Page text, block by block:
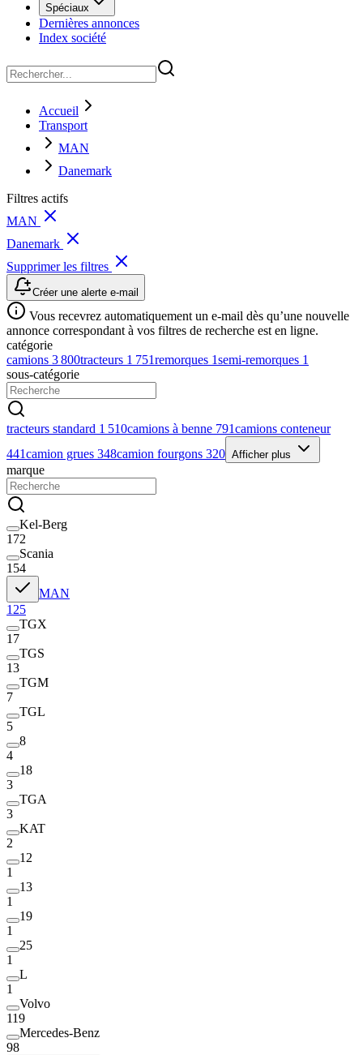
Spéciaux
Dernières annonces
Index société
Accueil
Transport
MAN
Danemark
Filtres actifs
MAN
Danemark
Supprimer les filtres
Créer une alerte e-mail
Vous recevrez automatiquement un e-mail dès qu’une nouvelle
annonce correspondant à vos filtres de recherche est en ligne.
catégorie
camions 3 800tracteurs 1 751remorques 1semi-remorques 1
sous-catégorie
tracteurs standard 1 510camions à benne 791camions conteneur
441camion grues 348camion fourgons 320 Afficher plus
marque
Kel-Berg
172
Scania
154
MAN
125
TGX
17
TGS
13
TGM
7
TGL
5
8
4
18
3
TGA
3
KAT
2
12
1
13
1
19
1
25
1
L
1
Volvo
119
Mercedes-Benz
98